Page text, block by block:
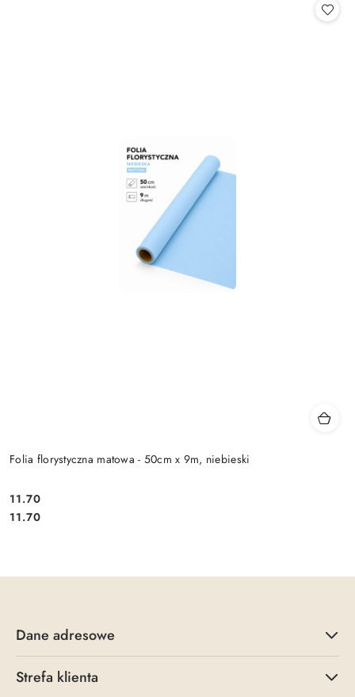
Folia florystyczna matowa - 50cm x 9m, niebieski
Cena:
11.70
Cena:
11.70
Dane adresowe
Strefa klienta